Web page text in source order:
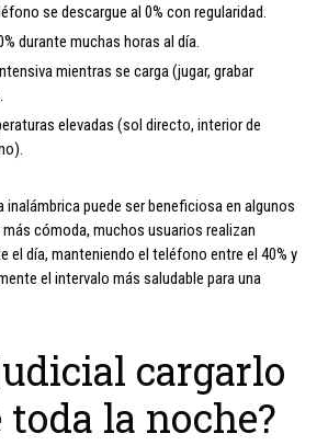
se descargue al 0% con regularidad.
durante muchas horas al día.
mientras se carga (jugar, grabar
elevadas (sol directo, interior de
inalámbrica puede ser beneficiosa en algunos
cómoda, muchos usuarios realizan
el día, manteniendo el teléfono entre el 40% y
el intervalo más saludable para una
cargarlo
la noche?